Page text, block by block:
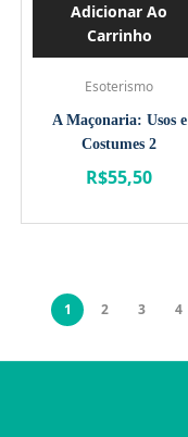
Adicionar Ao
Carrinho
Esoterismo
A Maçonaria: Usos e
Costumes 2
R$55,50
1 2 3 4